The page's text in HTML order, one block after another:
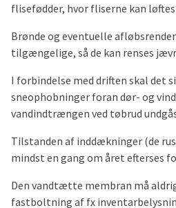
flisefødder, hvor fliserne kan
Brønde og eventuelle
tilgængelige, så de kan renses
I forbindelse med driften skal det
sneophobninger foran dør- og
vandindtrængen ved tøbrud
Tilstanden af inddækninger (de
mindst en gang om året efterses
Den vandtætte membran må
fastboltning af fx